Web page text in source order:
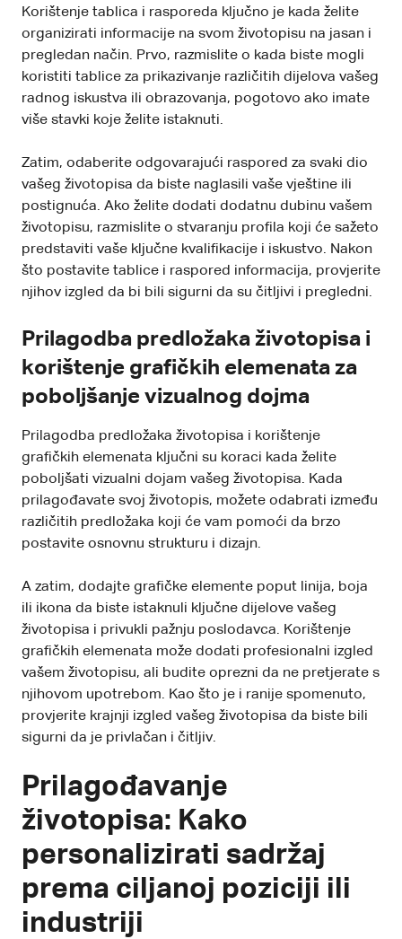
Korištenje tablica i rasporeda ključno je kada želite
organizirati informacije na svom životopisu na jasan i
pregledan način. Prvo, razmislite o kada biste mogli
koristiti tablice za prikazivanje različitih dijelova vašeg
radnog iskustva ili obrazovanja, pogotovo ako imate
više stavki koje želite istaknuti.
Zatim, odaberite odgovarajući raspored za svaki dio
vašeg životopisa da biste naglasili vaše vještine ili
postignuća. Ako želite dodati dodatnu dubinu vašem
životopisu, razmislite o stvaranju profila koji će sažeto
predstaviti vaše ključne kvalifikacije i iskustvo. Nakon
što postavite tablice i raspored informacija, provjerite
njihov izgled da bi bili sigurni da su čitljivi i pregledni.
Prilagodba predložaka životopisa i
korištenje grafičkih elemenata za
poboljšanje vizualnog dojma
Prilagodba predložaka životopisa i korištenje
grafičkih elemenata ključni su koraci kada želite
poboljšati vizualni dojam vašeg životopisa. Kada
prilagođavate svoj životopis, možete odabrati između
različitih predložaka koji će vam pomoći da brzo
postavite osnovnu strukturu i dizajn.
A zatim, dodajte grafičke elemente poput linija, boja
ili ikona da biste istaknuli ključne dijelove vašeg
životopisa i privukli pažnju poslodavca. Korištenje
grafičkih elemenata može dodati profesionalni izgled
vašem životopisu, ali budite oprezni da ne pretjerate s
njihovom upotrebom. Kao što je i ranije spomenuto,
provjerite krajnji izgled vašeg životopisa da biste bili
sigurni da je privlačan i čitljiv.
Prilagođavanje
životopisa: Kako
personalizirati sadržaj
prema ciljanoj poziciji ili
industriji